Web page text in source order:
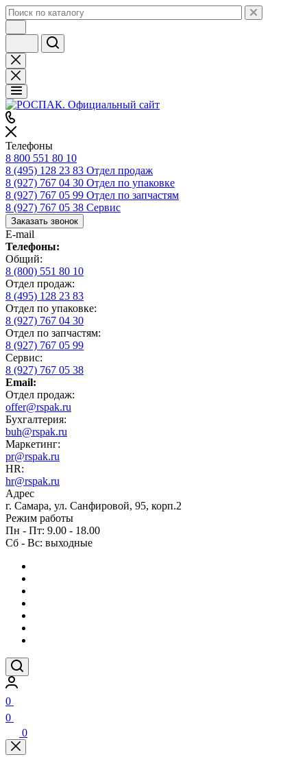
Телефоны
8 800 551 80 10
8 (495) 128 23 83 Отдел продаж
8 (927) 767 04 30 Отдел по упаковке
8 (927) 767 05 99 Отдел по запчастям
8 (927) 767 05 38 Сервис
Заказать звонок
E-mail
Телефоны:
Общий:
8 (800) 551 80 10
Отдел продаж:
8 (495) 128 23 83
Отдел по упаковке:
8 (927) 767 04 30
Отдел по запчастям:
8 (927) 767 05 99
Сервис:
8 (927) 767 05 38
Email:
Отдел продаж:
offer@rspak.ru
Бухгалтерия:
buh@rspak.ru
Маркетинг:
pr@rspak.ru
HR:
hr@rspak.ru
Адрес
г. Самара, ул. Санфировой, 95, корп.2
Режим работы
Пн - Пт: 9.00 - 18.00
Сб - Вс: выходные
0
0
0